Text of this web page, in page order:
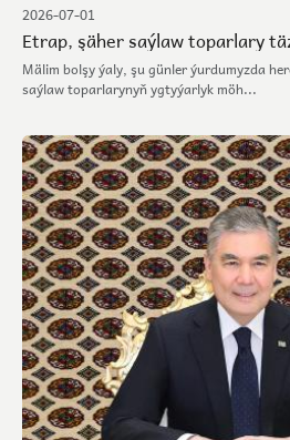
2026-07-01
Etrap, şäher saýlaw toparlary
Mälim bolşy ýaly, şu günler ýurdumyzda
saýlaw toparlarynyň ygtyýarlyk möh...